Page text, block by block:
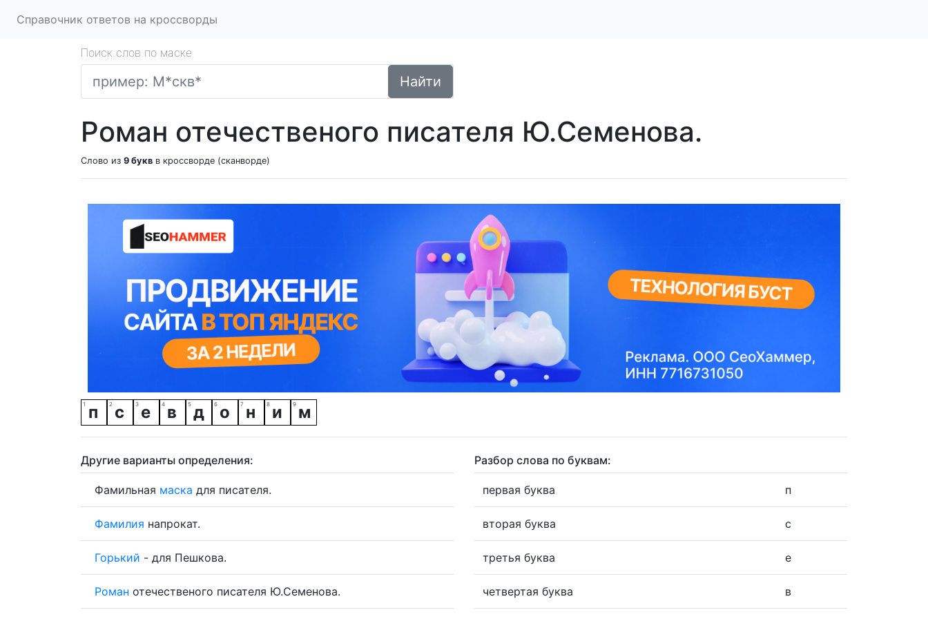
Справочник ответов на кроссворды
Поиск слов по маске
Найти
Роман отечественого писателя Ю.Семенова.
Слово из 9 букв в кроссворде (сканворде)
п с е в д о н и м
Другие варианты определения:
Фамильная маска для писателя.
Фамилия напрокат.
Горький - для Пешкова.
Роман отечественого писателя Ю.Семенова.
Разбор слова по буквам:
первая буква п
вторая буква с
третья буква е
четвертая буква в